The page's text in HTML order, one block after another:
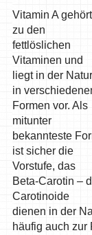
Vitamin A gehört
zu den
fettlöslichen
Vitaminen und
liegt in der Natur
in
Formen vor. Als
mitunter
bekannteste
ist sicher die
Vorstufe, das
Beta-Carotin –
Carotinoide
dienen in der
häufig auch zur